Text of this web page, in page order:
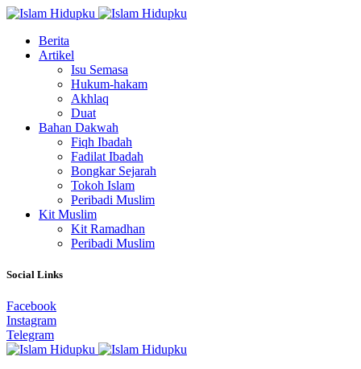
Berita
Artikel
Isu Semasa
Hukum-hakam
Akhlaq
Duat
Bahan Dakwah
Fiqh Ibadah
Fadilat Ibadah
Bongkar Sejarah
Tokoh Islam
Peribadi Muslim
Kit Muslim
Kit Ramadhan
Peribadi Muslim
Social Links
Facebook
Instagram
Telegram